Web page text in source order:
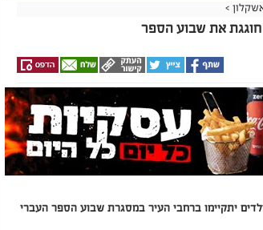
>
חוגגת את שבוע הספר
יתקיימו ברחבי העיר במסגרת שבוע הספר העברי